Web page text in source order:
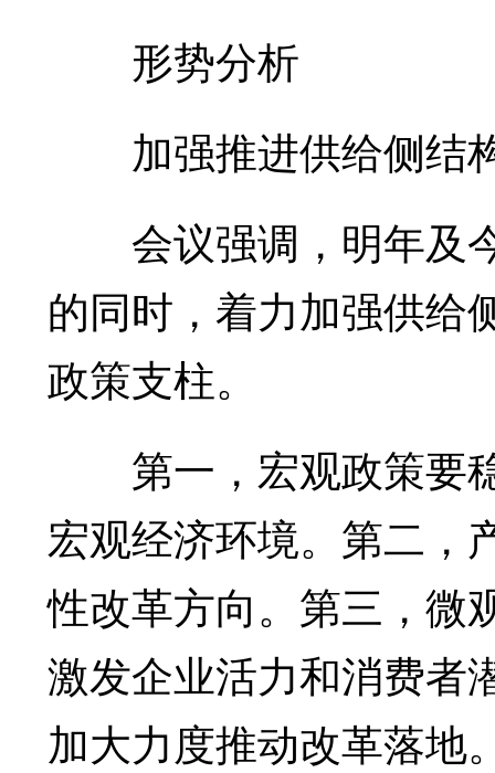
形势分析
加强推进供给侧结
会议强调，明年及
的同时，着力加强供给
政策支柱。
第一，宏观政策要
宏观经济环境。第二，
性改革方向。第三，微
激发企业活力和消费者
加大力度推动改革落地